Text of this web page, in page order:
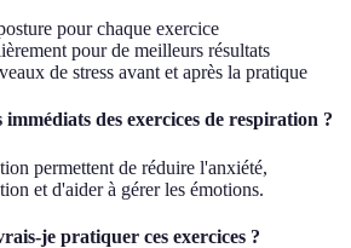
pour chaque exercice
pour de meilleurs résultats
de stress avant et après la pratique
immédiats des exercices de respiration ?
permettent de réduire l'anxiété,
et d'aider à gérer les émotions.
je pratiquer ces exercices ?